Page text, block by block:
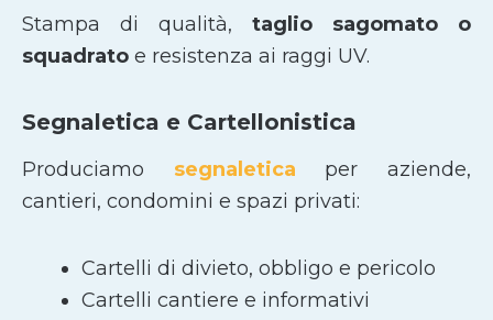
Stampa di qualità, taglio sagomato
o
squadrato e resistenza ai raggi UV.
Segnaletica e Cartellonistica
Produciamo segnaletica per aziende,
cantieri, condomini e spazi privati:
Cartelli di divieto, obbligo e pericolo
Cartelli cantiere e informativi